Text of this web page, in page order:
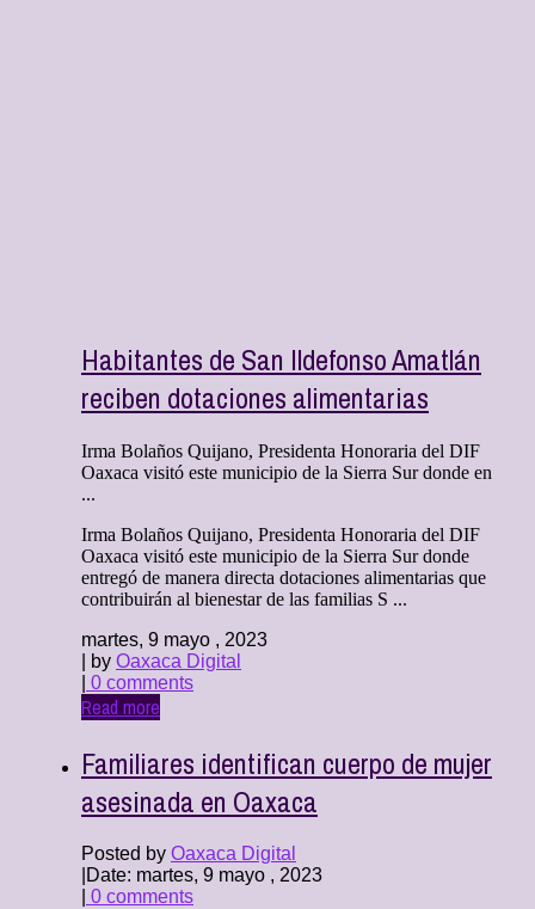
Habitantes de San Ildefonso Amatlán
reciben dotaciones alimentarias
Irma Bolaños Quijano, Presidenta Honoraria del DIF
Oaxaca visitó este municipio de la Sierra Sur donde en
...
Irma Bolaños Quijano, Presidenta Honoraria del DIF
Oaxaca visitó este municipio de la Sierra Sur donde
entregó de manera directa dotaciones alimentarias que
contribuirán al bienestar de las familias S ...
martes, 9 mayo , 2023
| by Oaxaca Digital
0 comments
Read more
Familiares identifican cuerpo de mujer
asesinada en Oaxaca
Posted by Oaxaca Digital
Date: martes, 9 mayo , 2023
0 comments